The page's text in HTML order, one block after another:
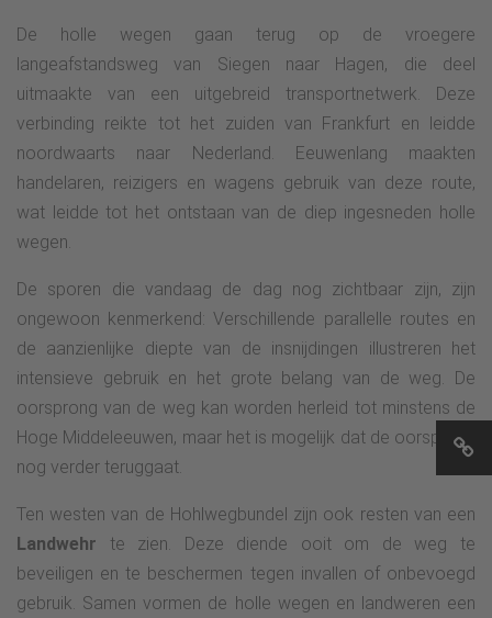
De holle wegen gaan terug op de vroegere
langeafstandsweg van Siegen naar Hagen, die deel
uitmaakte van een uitgebreid transportnetwerk. Deze
verbinding reikte tot het zuiden van Frankfurt en leidde
noordwaarts naar Nederland. Eeuwenlang maakten
handelaren, reizigers en wagens gebruik van deze route,
wat leidde tot het ontstaan van de diep ingesneden holle
wegen.
De sporen die vandaag de dag nog zichtbaar zijn, zijn
ongewoon kenmerkend: Verschillende parallelle routes en
de aanzienlijke diepte van de insnijdingen illustreren het
intensieve gebruik en het grote belang van de weg. De
oorsprong van de weg kan worden herleid tot minstens de
Hoge Middeleeuwen, maar het is mogelijk dat de oorsprong
nog verder teruggaat.
Ten westen van de Hohlwegbundel zijn ook resten van een
Landwehr te zien. Deze diende ooit om de weg te
beveiligen en te beschermen tegen invallen of onbevoegd
gebruik. Samen vormen de holle wegen en landweren een